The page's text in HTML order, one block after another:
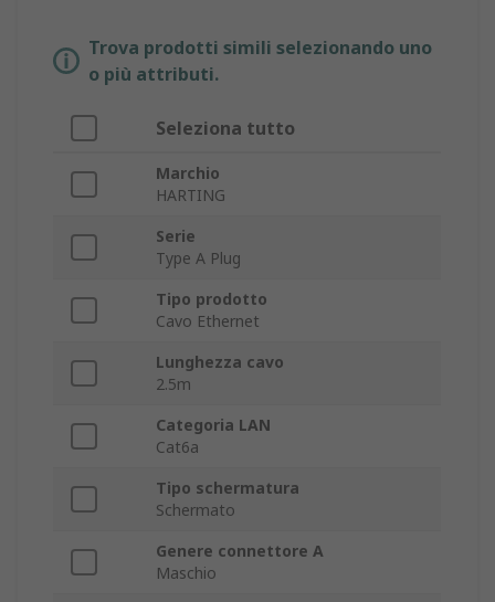
Trova prodotti simili selezionando uno
o più attributi.
Seleziona tutto
Marchio
HARTING
Serie
Type A Plug
Tipo prodotto
Cavo Ethernet
Lunghezza cavo
2.5m
Categoria LAN
Cat6a
Tipo schermatura
Schermato
Genere connettore A
Maschio